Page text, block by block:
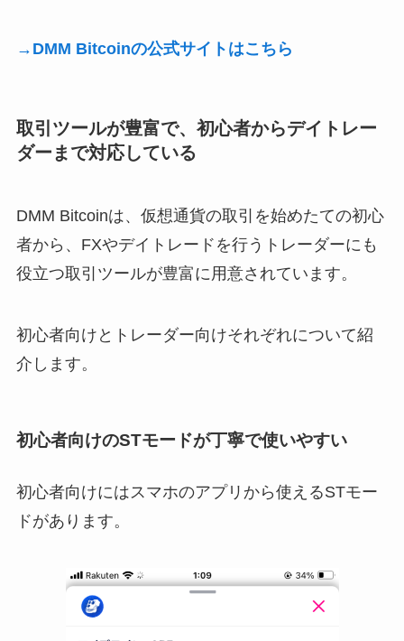
→DMM Bitcoinの公式サイトはこちら
取引ツールが豊富で、初心者からデイトレー
ダーまで対応している
DMM Bitcoinは、仮想通貨の取引を始めたての初心
者から、FXやデイトレードを行うトレーダーにも
役立つ取引ツールが豊富に用意されています。
初心者向けとトレーダー向けそれぞれについて紹
介します。
初心者向けのSTモードが丁寧で使いやすい
初心者向けにはスマホのアプリから使えるSTモー
ドがあります。